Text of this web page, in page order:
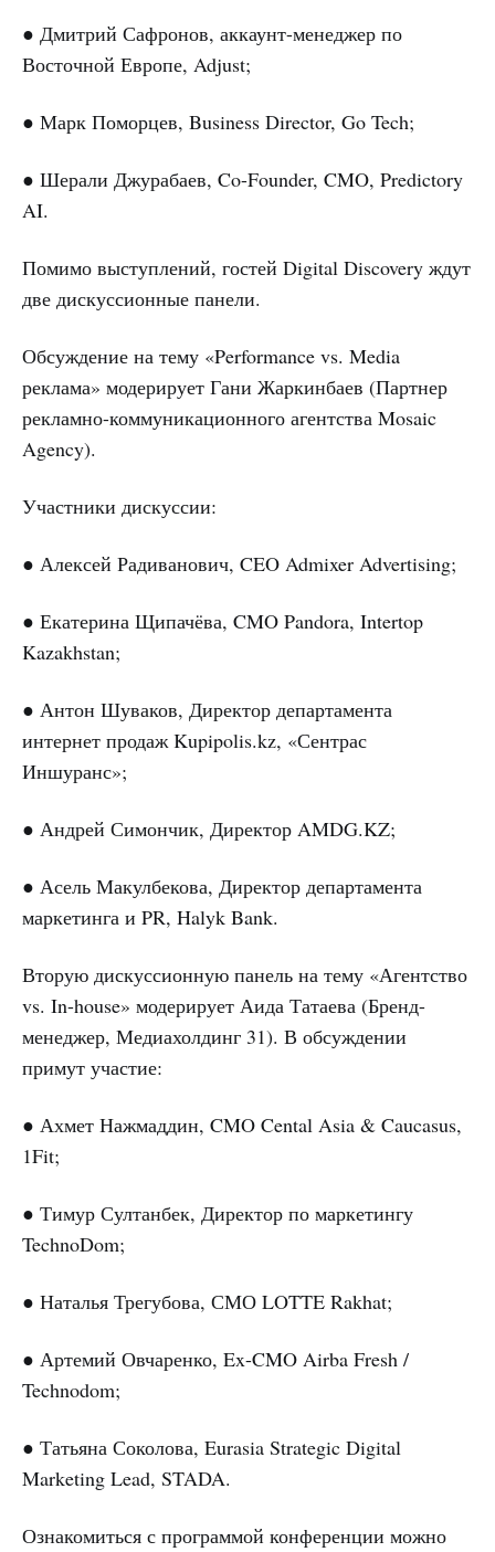
● Дмитрий Сафронов, аккаунт-менеджер по
Восточной Европе, Adjust;
● Марк Поморцев, Business Director, Go Tech;
● Шерали Джурабаев, Co-Founder, CMO, Predictory
AI.
Помимо выступлений, гостей Digital Discovery ждут
две дискуссионные панели.
Обсуждение на тему «Performance vs. Media
реклама» модерирует Гани Жаркинбаев (Партнер
рекламно-коммуникационного агентства Mosaic
Agency).
Участники дискуссии:
● Алексей Радиванович, CEO Admixer Advertising;
● Екатерина Щипачёва, CMO Pandora, Intertop
Kazakhstan;
● Антон Шуваков, Директор департамента
интернет продаж Kupipolis.kz, «Сентрас
Иншуранс»;
● Андрей Симончик, Директор AMDG.KZ;
● Асель Макулбекова, Директор департамента
маркетинга и PR, Halyk Bank.
Вторую дискуссионную панель на тему «Агентство
vs. In-house» модерирует Аида Татаева (Бренд-
менеджер, Медиахолдинг 31). В обсуждении
примут участие:
● Ахмет Нажмаддин, CMO Cental Asia & Caucasus,
1Fit;
● Тимур Султанбек, Директор по маркетингу
TechnoDom;
● Наталья Трегубова, СМО LOTTE Rakhat;
● Артемий Овчаренко, Ex-CMO Airba Fresh /
Technodom;
● Татьяна Соколова, Eurasia Strategic Digital
Marketing Lead, STADA.
Ознакомиться с программой конференции можно